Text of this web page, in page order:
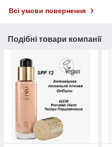
Всі умови повернення
Подібні товари компанії